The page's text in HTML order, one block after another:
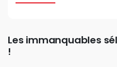
Les immanquables
!